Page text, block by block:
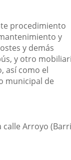
procedimiento
y
y demás
y otro
así como el
municipal de
calle Arroyo